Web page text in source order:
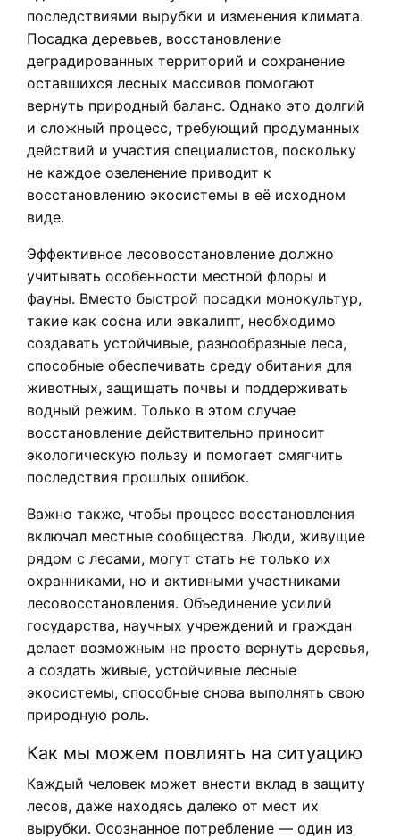
последствиями вырубки и изменения климата.
Посадка деревьев, восстановление
деградированных территорий и сохранение
оставшихся лесных массивов помогают
вернуть природный баланс. Однако это долгий
и сложный процесс, требующий продуманных
действий и участия специалистов, поскольку
не каждое озеленение приводит к
восстановлению экосистемы в её исходном
виде.
Эффективное лесовосстановление должно
учитывать особенности местной флоры и
фауны. Вместо быстрой посадки монокультур,
такие как сосна или эвкалипт, необходимо
создавать устойчивые, разнообразные леса,
способные обеспечивать среду обитания для
животных, защищать почвы и поддерживать
водный режим. Только в этом случае
восстановление действительно приносит
экологическую пользу и помогает смягчить
последствия прошлых ошибок.
Важно также, чтобы процесс восстановления
включал местные сообщества. Люди, живущие
рядом с лесами, могут стать не только их
охранниками, но и активными участниками
лесовосстановления. Объединение усилий
государства, научных учреждений и граждан
делает возможным не просто вернуть деревья,
а создать живые, устойчивые лесные
экосистемы, способные снова выполнять свою
природную роль.
Как мы можем повлиять на ситуацию
Каждый человек может внести вклад в защиту
лесов, даже находясь далеко от мест их
вырубки. Осознанное потребление — один из